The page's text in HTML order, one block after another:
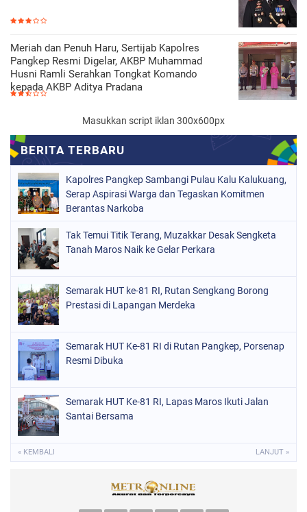
Meriah dan Penuh Haru, Sertijab Kapolres
Pangkep Resmi Digelar, AKBP Muhammad
Husni Ramli Serahkan Tongkat Komando
kepada AKBP Aditya Pradana
Masukkan script iklan 300x600px
Kapolres Pangkep Sambangi Pulau Kalu Kalukuang,
Serap Aspirasi Warga dan Tegaskan Komitmen
Berantas Narkoba
Tak Temui Titik Terang, Muzakkar Desak Sengketa
Tanah Maros Naik ke Gelar Perkara
Semarak HUT ke-81 RI, Rutan Sengkang Borong
Prestasi di Lapangan Merdeka
Semarak HUT Ke-81 RI di Rutan Pangkep, Porsenap
Resmi Dibuka
Semarak HUT Ke-81 RI, Lapas Maros Ikuti Jalan
Santai Bersama
« KEMBALI LANJUT »